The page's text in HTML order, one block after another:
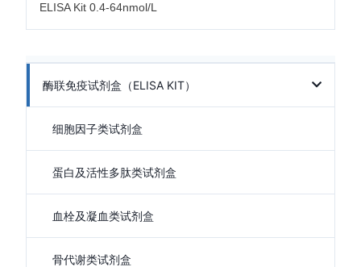
ELISA Kit 0.4-64nmol/L
酶联免疫试剂盒（ELISA KIT）
细胞因子类试剂盒
蛋白及活性多肽类试剂盒
血栓及凝血类试剂盒
骨代谢类试剂盒